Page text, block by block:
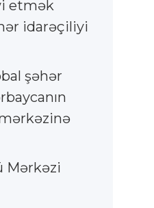
etmək
idarəçiliyi
şəhər
Mərkəzi